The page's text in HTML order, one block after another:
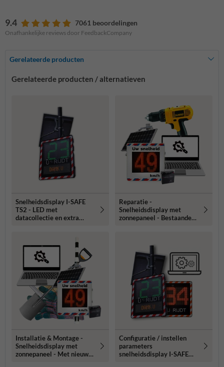
9.4 7061 beoordelingen
Onafhankelijke reviews door FeedbackCompany
Gerelateerde producten
Gerelateerde producten / alternatieven
Snelheidsdisplay I-SAFE
TS2 - LED met
datacollectie en extra
Reparatie -
Snelheidsdisplay met
zonnepaneel - Bestaande
Installatie & Montage -
Snelheidsdisplay met
zonnepaneel - Met nieuwe
Configuratie / instellen
parameters
snelheidsdisplay I-SAFE